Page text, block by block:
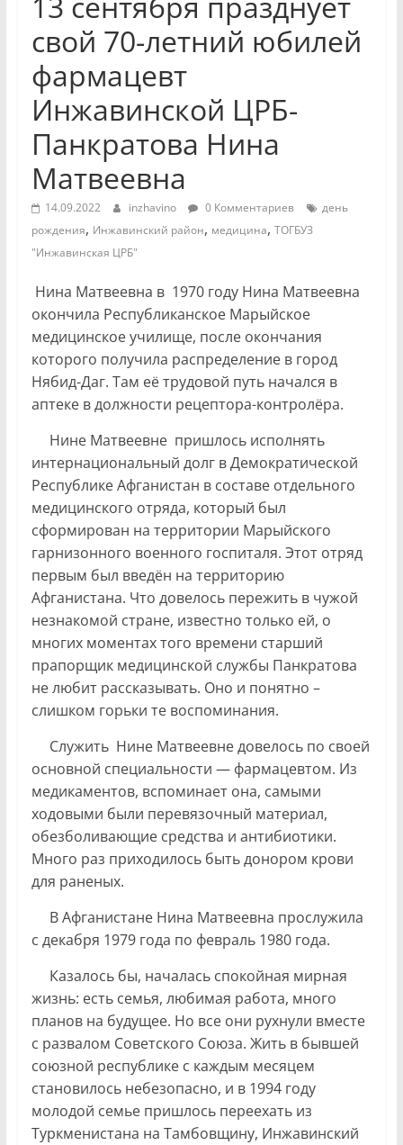
свой 70-летний юбилей
фармацевт
Инжавинской ЦРБ-
Панкратова Нина
Матвеевна
14.09.2022 inzhavino 0 Комментариев
день
рождения, Инжавинский район, медицина, ТОГБУЗ
"Инжавинская ЦРБ"
Нина Матвеевна в 1970 году Нина Матвеевна
окончила Республиканское Марыйское
медицинское училище, после окончания
которого получила распределение в город
Нябид-Даг. Там её трудовой путь начался в
аптеке в должности рецептора-контролёра.
Нине Матвеевне пришлось исполнять
интернациональный долг в Демократической
Республике Афганистан в составе отдельного
медицинского отряда, который был
сформирован на территории Марыйского
гарнизонного военного госпиталя. Этот отряд
первым был введён на территорию
Афганистана. Что довелось пережить в чужой
незнакомой стране, известно только ей, о
многих моментах того времени старший
прапорщик медицинской службы Панкратова
не любит рассказывать. Оно и понятно –
слишком горьки те воспоминания.
Служить Нине Матвеевне довелось по своей
основной специальности — фармацевтом. Из
медикаментов, вспоминает она, самыми
ходовыми были перевязочный материал,
обезболивающие средства и антибиотики.
Много раз приходилось быть донором крови
для раненых.
В Афганистане Нина Матвеевна прослужила
с декабря 1979 года по февраль 1980 года.
Казалось бы, началась спокойная мирная
жизнь: есть семья, любимая работа, много
планов на будущее. Но все они рухнули вместе
с развалом Советского Союза. Жить в бывшей
союзной республике с каждым месяцем
становилось небезопасно, и в 1994 году
молодой семье пришлось переехать из
Туркменистана на Тамбовщину, Инжавинский